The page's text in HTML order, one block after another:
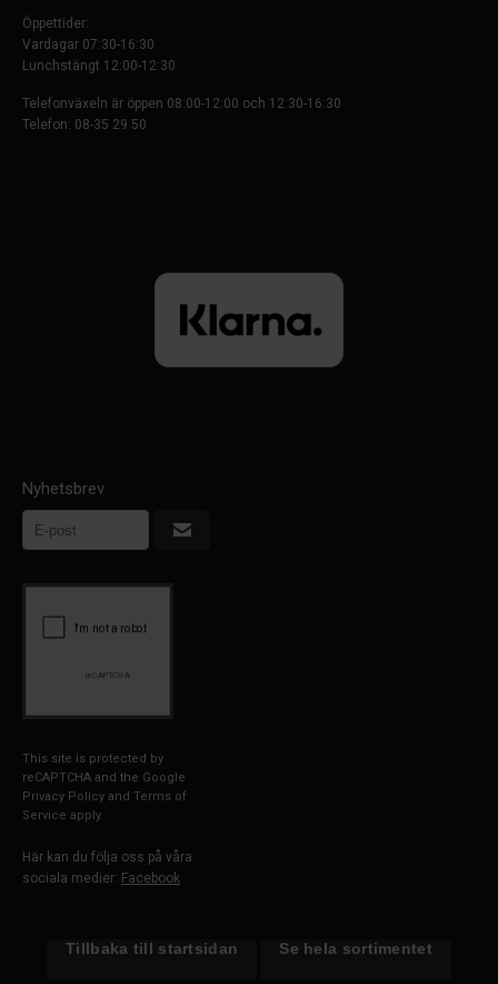
Öppettider:
Vardagar 07:30-16:30
Lunchstängt 12:00-12:30
Telefonväxeln är öppen 08:00-12:00 och 12:30-16:30
Telefon: 08-35 29 50
Nyhetsbrev
This site is protected by
reCAPTCHA and the Google
Privacy Policy and Terms of
Service apply.
Här kan du följa oss på våra
sociala medier: Facebook
Tillbaka till startsidan Se hela sortimentet